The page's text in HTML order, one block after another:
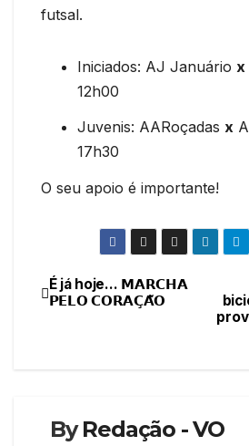
futsal.
Iniciados: AJ Januário x
12h00
Juvenis: AARoçadas x
17h30
O seu apoio é importante!
Navegação
É já hoje… 𝗠𝗔𝗥𝗖𝗛𝗔
𝗣𝗘𝗟𝗢 𝗖𝗢𝗥𝗔𝗖̧𝗔̃𝗢
ByRedação - VO